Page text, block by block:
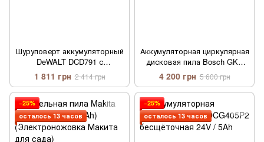
Шуруповерт аккумуляторный
DeWALT DCD791 с
минимальным набором
(ДеВолт с 2-мя
аккумуляторами)
1 811 грн 2 414 грн
Аккумуляторная циркулярная
дисковая пила Bosch GKS
36V-G 36V 6A/h
4 200 грн 5 600 грн
−25%
осталось 13 часов
−25%
осталось 13 часов